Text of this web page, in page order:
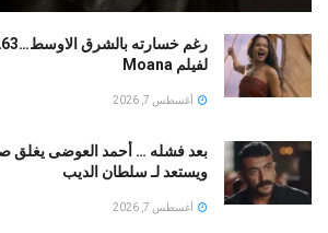
لفيلم Moana
أغسطس 7, 2026
بعد فشله … أحمد العوضى يغلق
ويستعد لـ سلطان الديب
أغسطس 7, 2026